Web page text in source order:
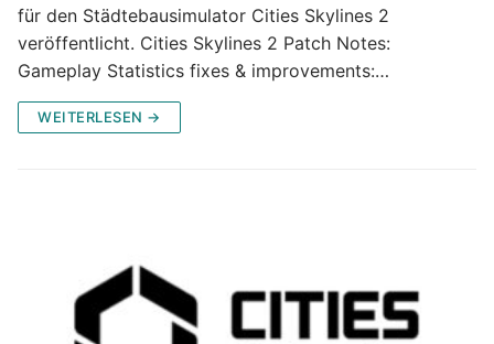
für den Städtebausimulator Cities Skylines 2
veröffentlicht. Cities Skylines 2 Patch Notes:
Gameplay Statistics fixes & improvements:…
WEITERLESEN →